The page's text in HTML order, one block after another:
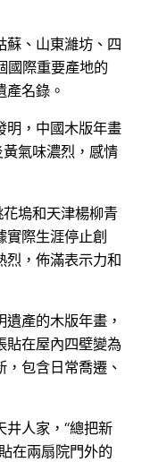
蘇、山東濰坊、四
國際重要產地的
名錄。
明，中國木版年畫
黃氣味濃烈，感情
塢和天津楊柳青
實際生涯停止創
烈，佈滿表示力和
產的木版年畫，
貼在屋內四壁變為
包含日常喬遷、
井人家，“總把新
在兩扇院門外的